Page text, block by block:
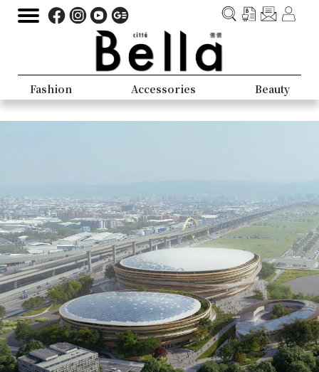
Fashion Accessories Beauty